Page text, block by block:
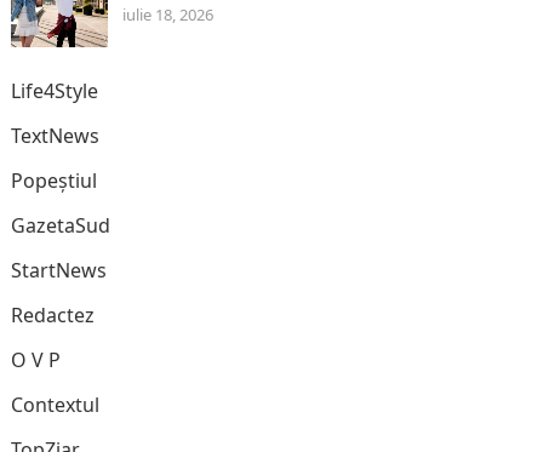
iulie 18, 2026
Life4Style
TextNews
Popeștiul
GazetaSud
StartNews
Redactez
O V P
Contextul